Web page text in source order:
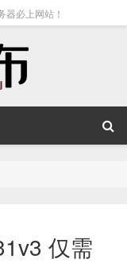
器必上网站！
仅需